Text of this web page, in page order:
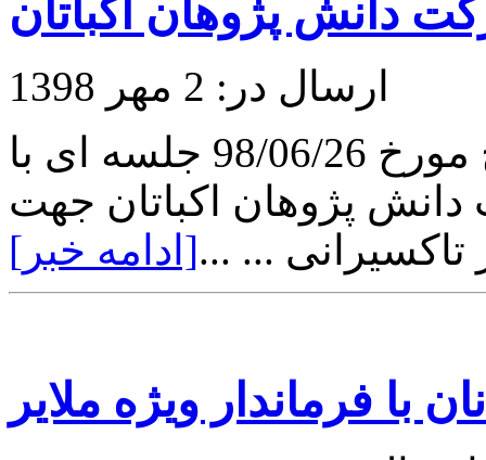
دانش پژوهان اکباتان
ارسال در: 2 مهر 1398
در روز چهارشنبه ساعت 10 صبح مورخ 98/06/26 جلسه ای با
پژوهان اکباتان جهت
تاکسیرانی ... ...[ادامه خبر]
فرماندار ویژه ملایر